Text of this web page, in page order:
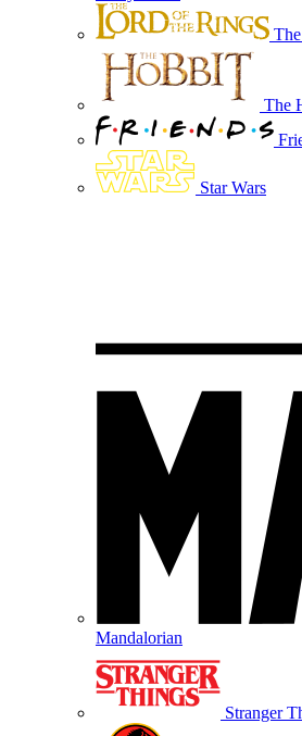
The
Star Wars
Mandalorian
Stranger